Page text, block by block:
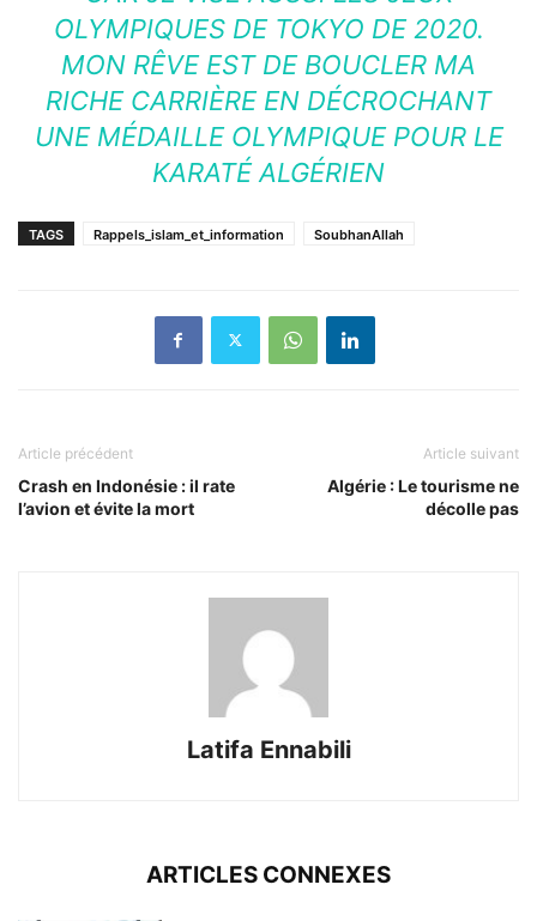
OLYMPIQUES DE TOKYO DE 2020.
MON RÊVE EST DE BOUCLER MA
RICHE CARRIÈRE EN DÉCROCHANT
UNE MÉDAILLE OLYMPIQUE POUR LE
KARATÉ ALGÉRIEN
TAGS Rappels_islam_et_information SoubhanAllah
Article précédent
Crash en Indonésie : il rate
l’avion et évite la mort
Article suivant
Algérie : Le tourisme ne
décolle pas
Latifa Ennabili
ARTICLES CONNEXES